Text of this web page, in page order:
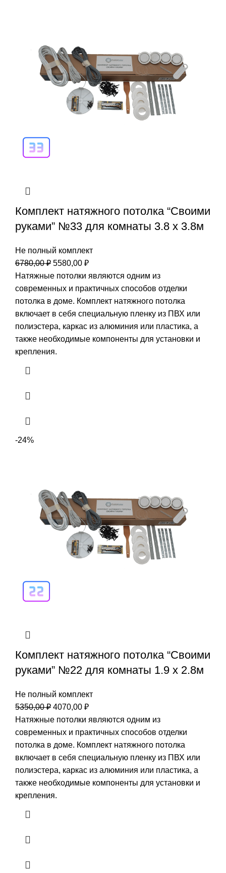
Комплект натяжного потолка “Своими
руками” №33 для комнаты 3.8 х 3.8м
Не полный комплект
6780,00₽ Первоначальная
цена
составляла
6780,00 ₽.
5580,00 ₽Текущая
цена:
5580,00 ₽.
Натяжные потолки являются одним из
современных и практичных способов отделки
потолка в доме. Комплект натяжного потолка
включает в себя специальную пленку из ПВХ или
полиэстера, каркас из алюминия или пластика, а
также необходимые компоненты для установки и
крепления.
-24%
Комплект натяжного потолка “Своими
руками” №22 для комнаты 1.9 х 2.8м
Не полный комплект
5350,00₽ Первоначальная
цена
составляла
5350,00 ₽.
4070,00 ₽Текущая
цена:
4070,00 ₽.
Натяжные потолки являются одним из
современных и практичных способов отделки
потолка в доме. Комплект натяжного потолка
включает в себя специальную пленку из ПВХ или
полиэстера, каркас из алюминия или пластика, а
также необходимые компоненты для установки и
крепления.